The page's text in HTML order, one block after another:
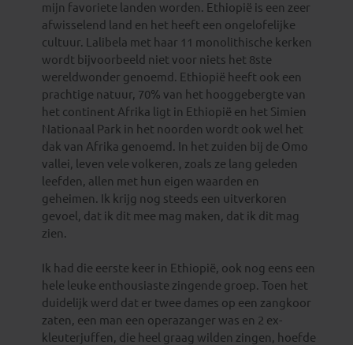
mijn favoriete landen worden. Ethiopië is een zeer
afwisselend land en het heeft een ongelofelijke
cultuur. Lalibela met haar 11 monolithische kerken
wordt bijvoorbeeld niet voor niets het 8ste
wereldwonder genoemd. Ethiopië heeft ook een
prachtige natuur, 70% van het hooggebergte van
het continent Afrika ligt in Ethiopië en het Simien
Nationaal Park in het noorden wordt ook wel het
dak van Afrika genoemd. In het zuiden bij de Omo
vallei, leven vele volkeren, zoals ze lang geleden
leefden, allen met hun eigen waarden en
geheimen. Ik krijg nog steeds een uitverkoren
gevoel, dat ik dit mee mag maken, dat ik dit mag
zien.
Ik had die eerste keer in Ethiopië, ook nog eens een
hele leuke enthousiaste zingende groep. Toen het
duidelijk werd dat er twee dames op een zangkoor
zaten, een man een operazanger was en 2 ex-
kleuterjuffen, die heel graag wilden zingen, hoefde